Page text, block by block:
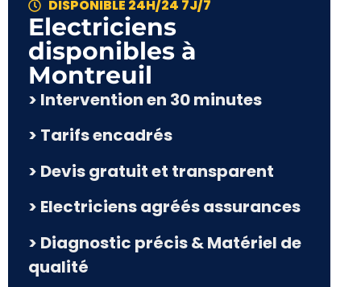
DISPONIBLE 24H/24 7J/7
Electriciens
disponibles à
Montreuil
> Intervention en 30 minutes
> Tarifs encadrés
> Devis gratuit et transparent
> Electriciens agréés assurances
> Diagnostic précis & Matériel de
qualité